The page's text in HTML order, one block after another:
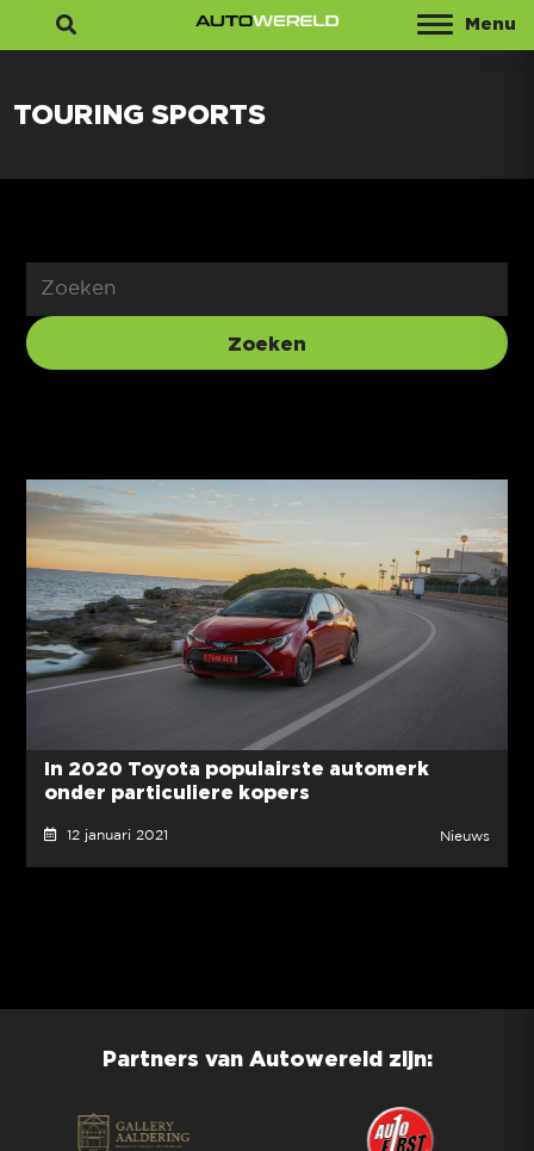
Menu
TOURING SPORTS
In 2020 Toyota populairste automerk
onder particuliere kopers
12 januari 2021 Nieuws
Partners van Autowereld zijn: